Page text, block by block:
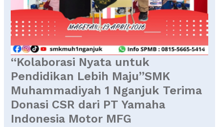
“Kolaborasi Nyata untuk
Pendidikan Lebih Maju”SMK
Muhammadiyah 1 Nganjuk Terima
Donasi CSR dari PT Yamaha
Indonesia Motor MFG